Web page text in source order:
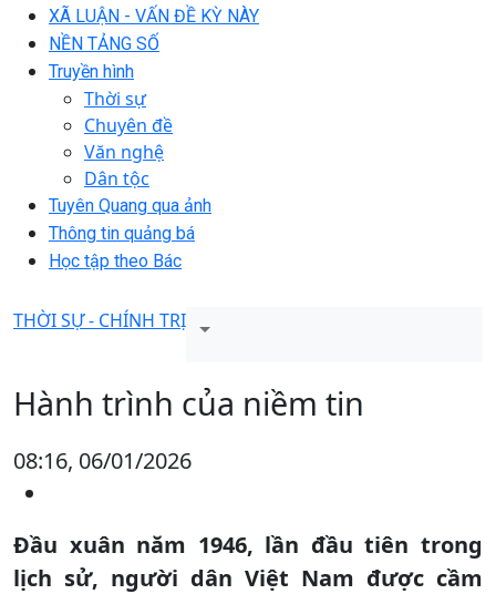
XÃ LUẬN - VẤN ĐỀ KỲ NÀY
NỀN TẢNG SỐ
Truyền hình
Thời sự
Chuyên đề
Văn nghệ
Dân tộc
Tuyên Quang qua ảnh
Thông tin quảng bá
Học tập theo Bác
THỜI SỰ - CHÍNH TRỊ
Hành trình của niềm tin
08:16, 06/01/2026
Đầu xuân năm 1946, lần đầu tiên trong
lịch sử, người dân Việt Nam được cầm